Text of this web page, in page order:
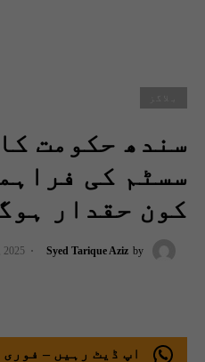
سندھ حکومت
سسٹم کی
کون حقدار
by
Syed Tarique Aziz
2025
اپ ڈیٹ رہیں –